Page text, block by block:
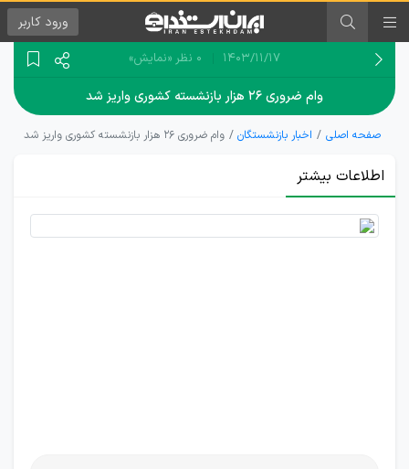
ورود کاربر
۱۴۰۳/۱۱/۱۷ 0 نظر «نمایش»
وام ضروری ۲۶ هزار بازنشسته کشوری واریز شد
صفحه اصلی اخبار بازنشستگان وام ضروری ۲۶ هزار بازنشسته کشوری واریز شد
اطلاعات بیشتر
پرداخت وام